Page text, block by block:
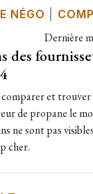
NÉGO
Dernière
des
et
de propane le
ne sont pas
cher.